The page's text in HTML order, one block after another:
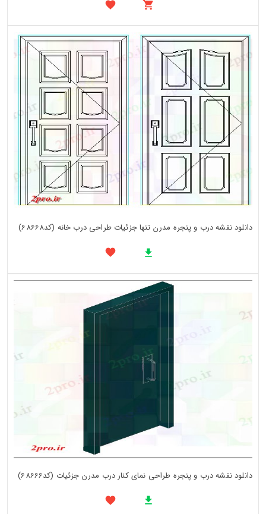
دانلود نقشه درب و پنجره مدرن تنها جزئیات طراحی درب خانه (کد68668)
دانلود نقشه درب و پنجره طراحی نمای کنار درب مدرن جزئیات (کد68666)